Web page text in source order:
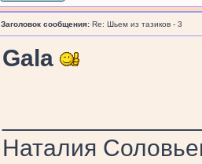
Заголовок сообщения: Re: Шьем из тазиков - 3
Gala
Наталия